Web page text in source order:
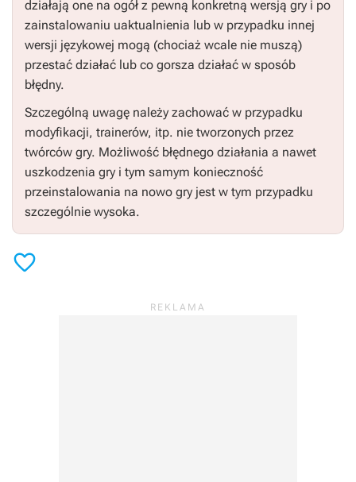
działają one na ogół z pewną konkretną wersją gry i po
zainstalowaniu uaktualnienia lub w przypadku innej
wersji językowej mogą (chociaż wcale nie muszą)
przestać działać lub co gorsza działać w sposób
błędny.
Szczególną uwagę należy zachować w przypadku
modyfikacji, trainerów, itp. nie tworzonych przez
twórców gry. Możliwość błędnego działania a nawet
uszkodzenia gry i tym samym konieczność
przeinstalowania na nowo gry jest w tym przypadku
szczególnie wysoka.
